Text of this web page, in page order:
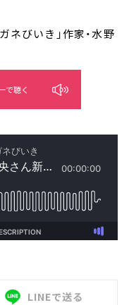
ネびいき」作家・水野
で聴く
LINEで送る